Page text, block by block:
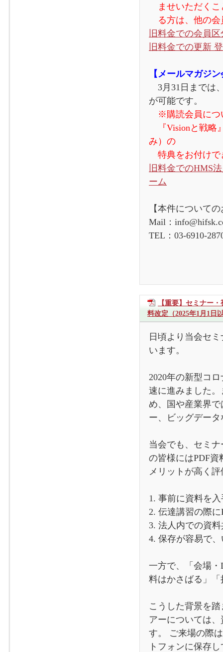
ませいただくこ
る方は、他の会
旧料金での会員
旧料金での更新
【メールマガジ
3月31日までは
が可能です。
※購読会員につ
『Visionと戦略
み）の
特典をお付けで
旧料金でのHMS
ーム
【本件について
Mail：
TEL：03-6910-
【重要】セミナー
料改定（2025年1月1日
日頃より当会セ
います。
2020年の新型コ
速に進みました
め、国や産業界
ー、ビッグデー
当会でも、セミ
の皆様にはPDF
メリットが高く
1. 事前に資料を
2. 伝達講習の際
3. 法人内での資
4. 保存が容易で
一方で、「会場
料はかさばる」
こうした背景を踏
アーについては
す。 ご来場の際
トフォンに保存